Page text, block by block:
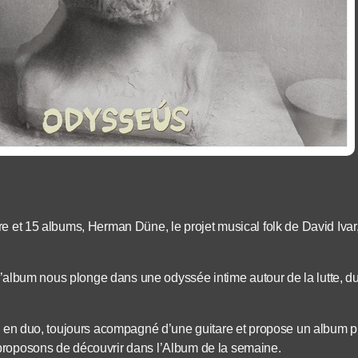
et 15 albums, Herman Düne, le projet musical folk de David
nous plonge dans une odyssée intime autour de la lutte,
en duo, toujours acompagné d’une guitare et propose un album
de découvrir dans l’Album de la semaine.